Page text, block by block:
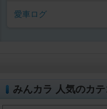
愛車ログ
みんカラ 人気のカテ